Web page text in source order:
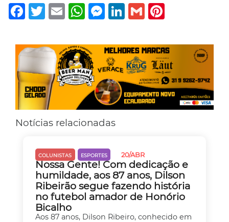
Facebook
TwitterEmail WhatsAppMessenger
LinkedIn
Gmail
Notícias relacionadas
COLUNISTAS ESPORTES 20/ABR
Nossa Gente! Com dedicação e
humildade, aos 87 anos, Dilson
Ribeirão segue fazendo história
no futebol amador de Honório
Bicalho
Aos 87 anos, Dilson Ribeiro, conhecido em